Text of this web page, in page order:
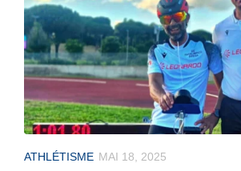
ATHLÉTISME MAI 18, 2025